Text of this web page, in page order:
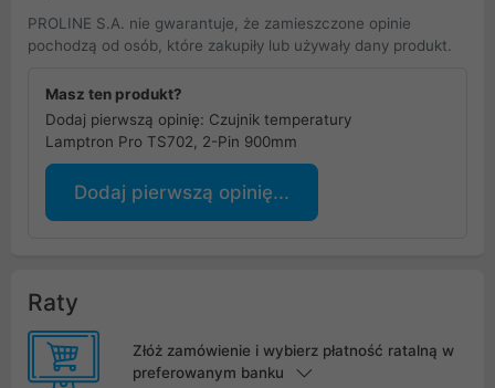
PROLINE S.A. nie gwarantuje, że zamieszczone opinie
pochodzą od osób, które zakupiły lub używały dany produkt.
Masz ten produkt?
Dodaj pierwszą opinię: Czujnik temperatury
Lamptron Pro TS702, 2-Pin 900mm
Dodaj pierwszą opinię...
Raty
Złóż zamówienie i wybierz płatność ratalną w
preferowanym banku